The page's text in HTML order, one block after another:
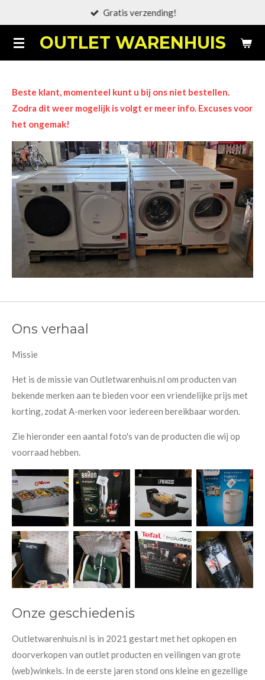
naar
de
OUTLET WARENHUIS
Gratis verzending!
Beste klant, momenteel kunt u bij ons niet bestellen.
Zodra dit weer mogelijk is volgt er meer info. Excuses voor
het ongemak!
Ons verhaal
Missie
Het is de missie van Outletwarenhuis.nl om producten van
bekende merken aan te bieden voor een vriendelijke prijs met
korting, zodat A-merken voor iedereen bereikbaar worden.
Zie hieronder een aantal foto's van de producten die wij op
voorraad hebben.
Onze geschiedenis
Outletwarenhuis.nl is in 2021 gestart met het opkopen en
doorverkopen van outlet producten en veilingen van grote
(web)winkels. In de eerste jaren stond ons kleine en gezellige